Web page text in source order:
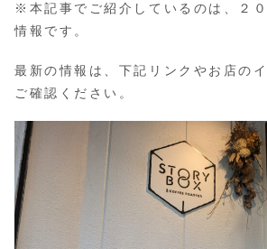
※本記事でご紹介しているのは、２
情報です。
最新の情報は、下記リンクやお店の
ご確認ください。